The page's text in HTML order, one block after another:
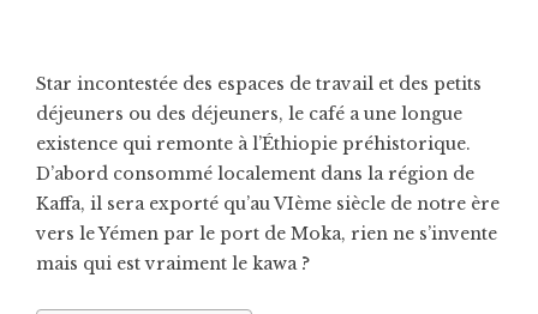
Star incontestée des espaces de travail et des petits
déjeuners ou des déjeuners, le café a une longue
existence qui remonte à l’Éthiopie préhistorique.
D’abord consommé localement dans la région de
Kaffa, il sera exporté qu’au VIème siècle de notre ère
vers le Yémen par le port de Moka, rien ne s’invente
mais qui est vraiment le kawa ?